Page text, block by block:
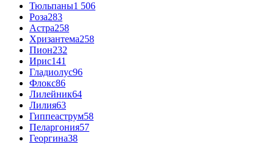
Тюльпаны1 506
Роза283
Астра258
Хризантема258
Пион232
Ирис141
Гладиолус96
Флокс86
Лилейник64
Лилия63
Гиппеаструм58
Пеларгония57
Георгина38